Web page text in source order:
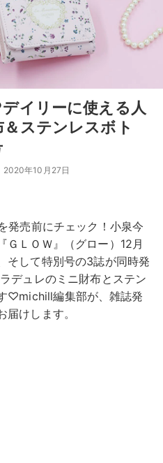
イリーに使える人
ステンレスボト
2020年10月27日
発売前にチェック！小泉今
ＧＬＯＷ』（グロー）12月
そして特別号の3誌が同時発
デュレのミニ財布とステン
♡michill編集部が、雑誌発
けします。